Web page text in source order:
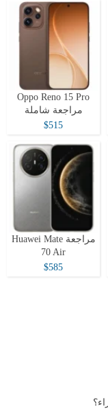
Oppo Reno 15 Pro
مراجعة شاملة
$515
مراجعة Huawei Mate
70 Air
$585